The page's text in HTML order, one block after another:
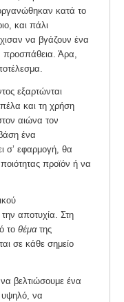
κατά το
και πάλι
να βγάζουν ένα
προσπάθεια. Άρα,
εξαρτώνται
και τη χρήση
αιώνα τον
ένα
σ’ εφαρμογή, θα
προϊόν ή να
αποτυχία. Στη
το θέμα της
σε κάθε σημείο
βελτιώσουμε ένα
υψηλό, να